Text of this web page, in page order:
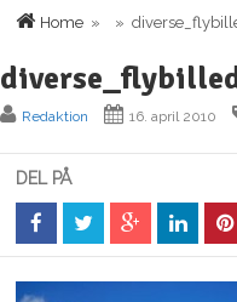
Home » »
Redaktion 16. april 2010
DEL PÅ